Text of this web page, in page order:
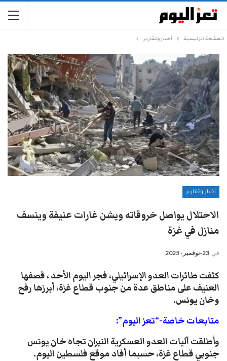
الصفحة الرئيسية أخبار وتقارير
أخبار وتقارير
الاحتلال يواصل خروقاته ويشن غارات عنيفة وينسف
منازل في غزة
في 23-نوفمبر- 2025
كثفت طائرات العدو الإسرائيلي، فجر اليوم الأحد ، قصفها
العنيف على مناطق عدة من جنوب قطاع غزة، أبرزها رفح
وخان يونس.
متابعات خاصة-“تعز اليوم”:
وأطلقت آليات العدو العسكرية النيران تجاه خان يونس
جنوبي قطاع غزة، حسبما أفاد موقع فلسطين اليوم.